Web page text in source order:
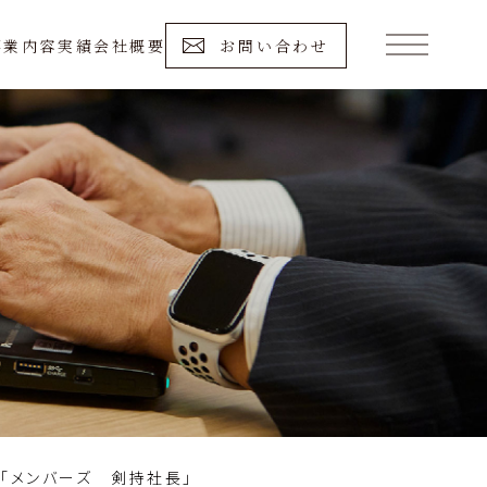
業内容実績会社概要 お問い合わせ
「メンバーズ 剣持社長」